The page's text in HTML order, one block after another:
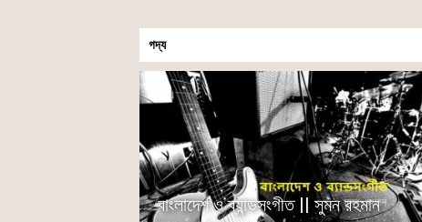
গদ্য
বাংলাদেশ ও ব্যান্ডসংগীত || সুমন রহমান